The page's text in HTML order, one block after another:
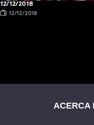
12/12/2018
12/12/2018
ACERCA